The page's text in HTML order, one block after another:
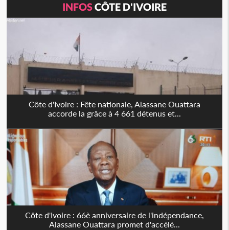
INFOSCÔTE D'IVOIRE
Côte d'Ivoire : Fête nationale, Alassane Ouattara
accorde la grâce à 4 661 détenus et...
Côte d'Ivoire : 66è anniversaire de l'indépendance,
Alassane Ouattara promet d'accélé...